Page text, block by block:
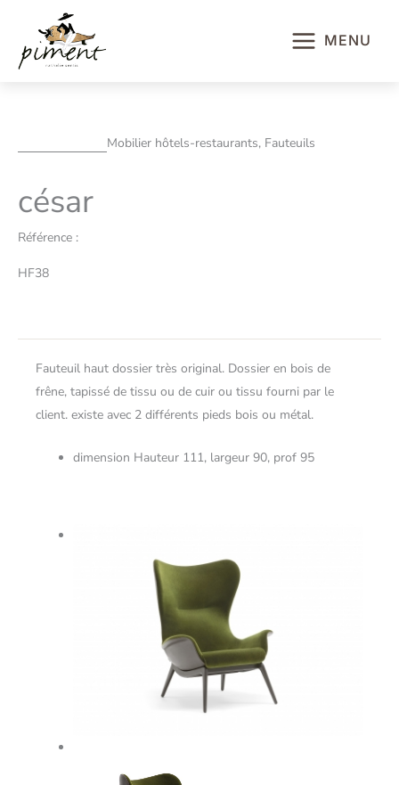
contenu
MENU
Mobilier hôtels-restaurants, Fauteuils
césar
Référence :
HF38
Fauteuil haut dossier très original. Dossier en bois de
frêne, tapissé de tissu ou de cuir ou tissu fourni par le
client. existe avec 2 différents pieds bois ou métal.
dimension Hauteur 111, largeur 90, prof 95